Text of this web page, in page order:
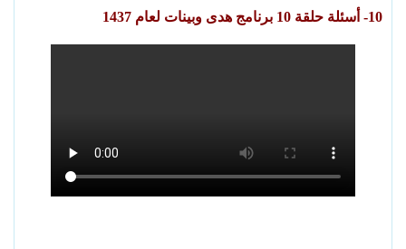
10- أسئلة حلقة 10 برنامج هدى وبينات لعام 1437